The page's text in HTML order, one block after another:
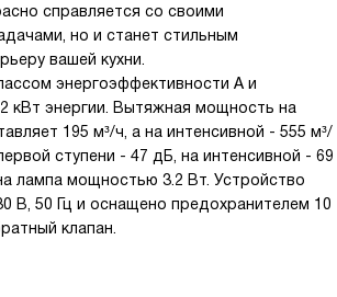
справляется со своими
но и станет стильным
вашей кухни.
энергоэффективности A и
кВт энергии. Вытяжная мощность на
195 м³/ч, а на интенсивной - 555 м³/
ступени - 47 дБ, на интенсивной - 69
лампа мощностью 3.2 Вт. Устройство
В, 50 Гц и оснащено предохранителем 10
клапан.